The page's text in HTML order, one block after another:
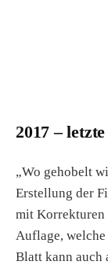
2017 –
„Wo gehobelt
Erstellung der
mit Korrekturen
Auflage,
Blatt kann auch